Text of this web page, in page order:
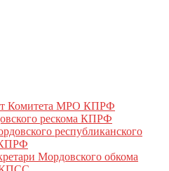
КПРФ
Комитета МРО КПРФ
рескома КПРФ
республиканского
КПРФ
Мордовского обкома